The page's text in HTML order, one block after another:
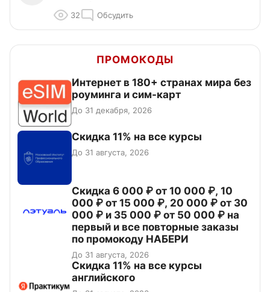
32 Обсудить
ПРОМОКОДЫ
Интернет в 180+ странах мира без
роуминга и сим-карт
До 31 декабря, 2026
Скидка 11% на все курсы
До 31 августа, 2026
Скидка 6 000 ₽ от 10 000 ₽, 10
000 ₽ от 15 000 ₽, 20 000 ₽ от 30
000 ₽ и 35 000 ₽ от 50 000 ₽ на
первый и все повторные заказы
по промокоду НАБЕРИ
До 31 августа, 2026
Скидка 11% на все курсы
английского